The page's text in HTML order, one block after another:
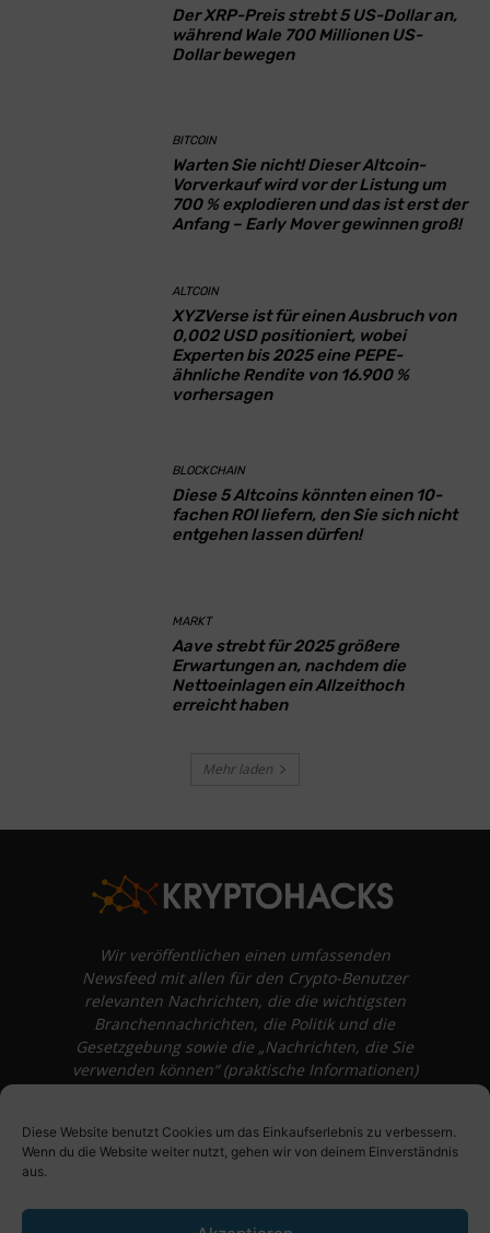
Diese Website benutzt Cookies um das Einkaufserlebnis zu verbessern.
Wenn du die Website weiter nutzt, gehen wir von deinem Einverständnis
aus.
Der XRP-Preis strebt 5 US-Dollar an,
während Wale 700 Millionen US-
Dollar bewegen
BITCOIN
Warten Sie nicht! Dieser Altcoin-
Vorverkauf wird vor der Listung um
700 % explodieren und das ist erst der
Anfang – Early Mover gewinnen groß!
ALTCOIN
XYZVerse ist für einen Ausbruch von
0,002 USD positioniert, wobei
Experten bis 2025 eine PEPE-
ähnliche Rendite von 16.900 %
vorhersagen
BLOCKCHAIN
Diese 5 Altcoins könnten einen 10-
fachen ROI liefern, den Sie sich nicht
entgehen lassen dürfen!
MARKT
Aave strebt für 2025 größere
Erwartungen an, nachdem die
Nettoeinlagen ein Allzeithoch
erreicht haben
Mehr laden
Wir veröffentlichen einen umfassenden
Newsfeed mit allen für den Crypto-Benutzer
relevanten Nachrichten, die die wichtigsten
Branchennachrichten, die Politik und die
Gesetzgebung sowie die „Nachrichten, die Sie
verwenden können“ (praktische Informationen)
Meinungen rund um Kryptowährung. Einfache
Logik und Beispiele aus der Praxis werden vor
bevorzugt.